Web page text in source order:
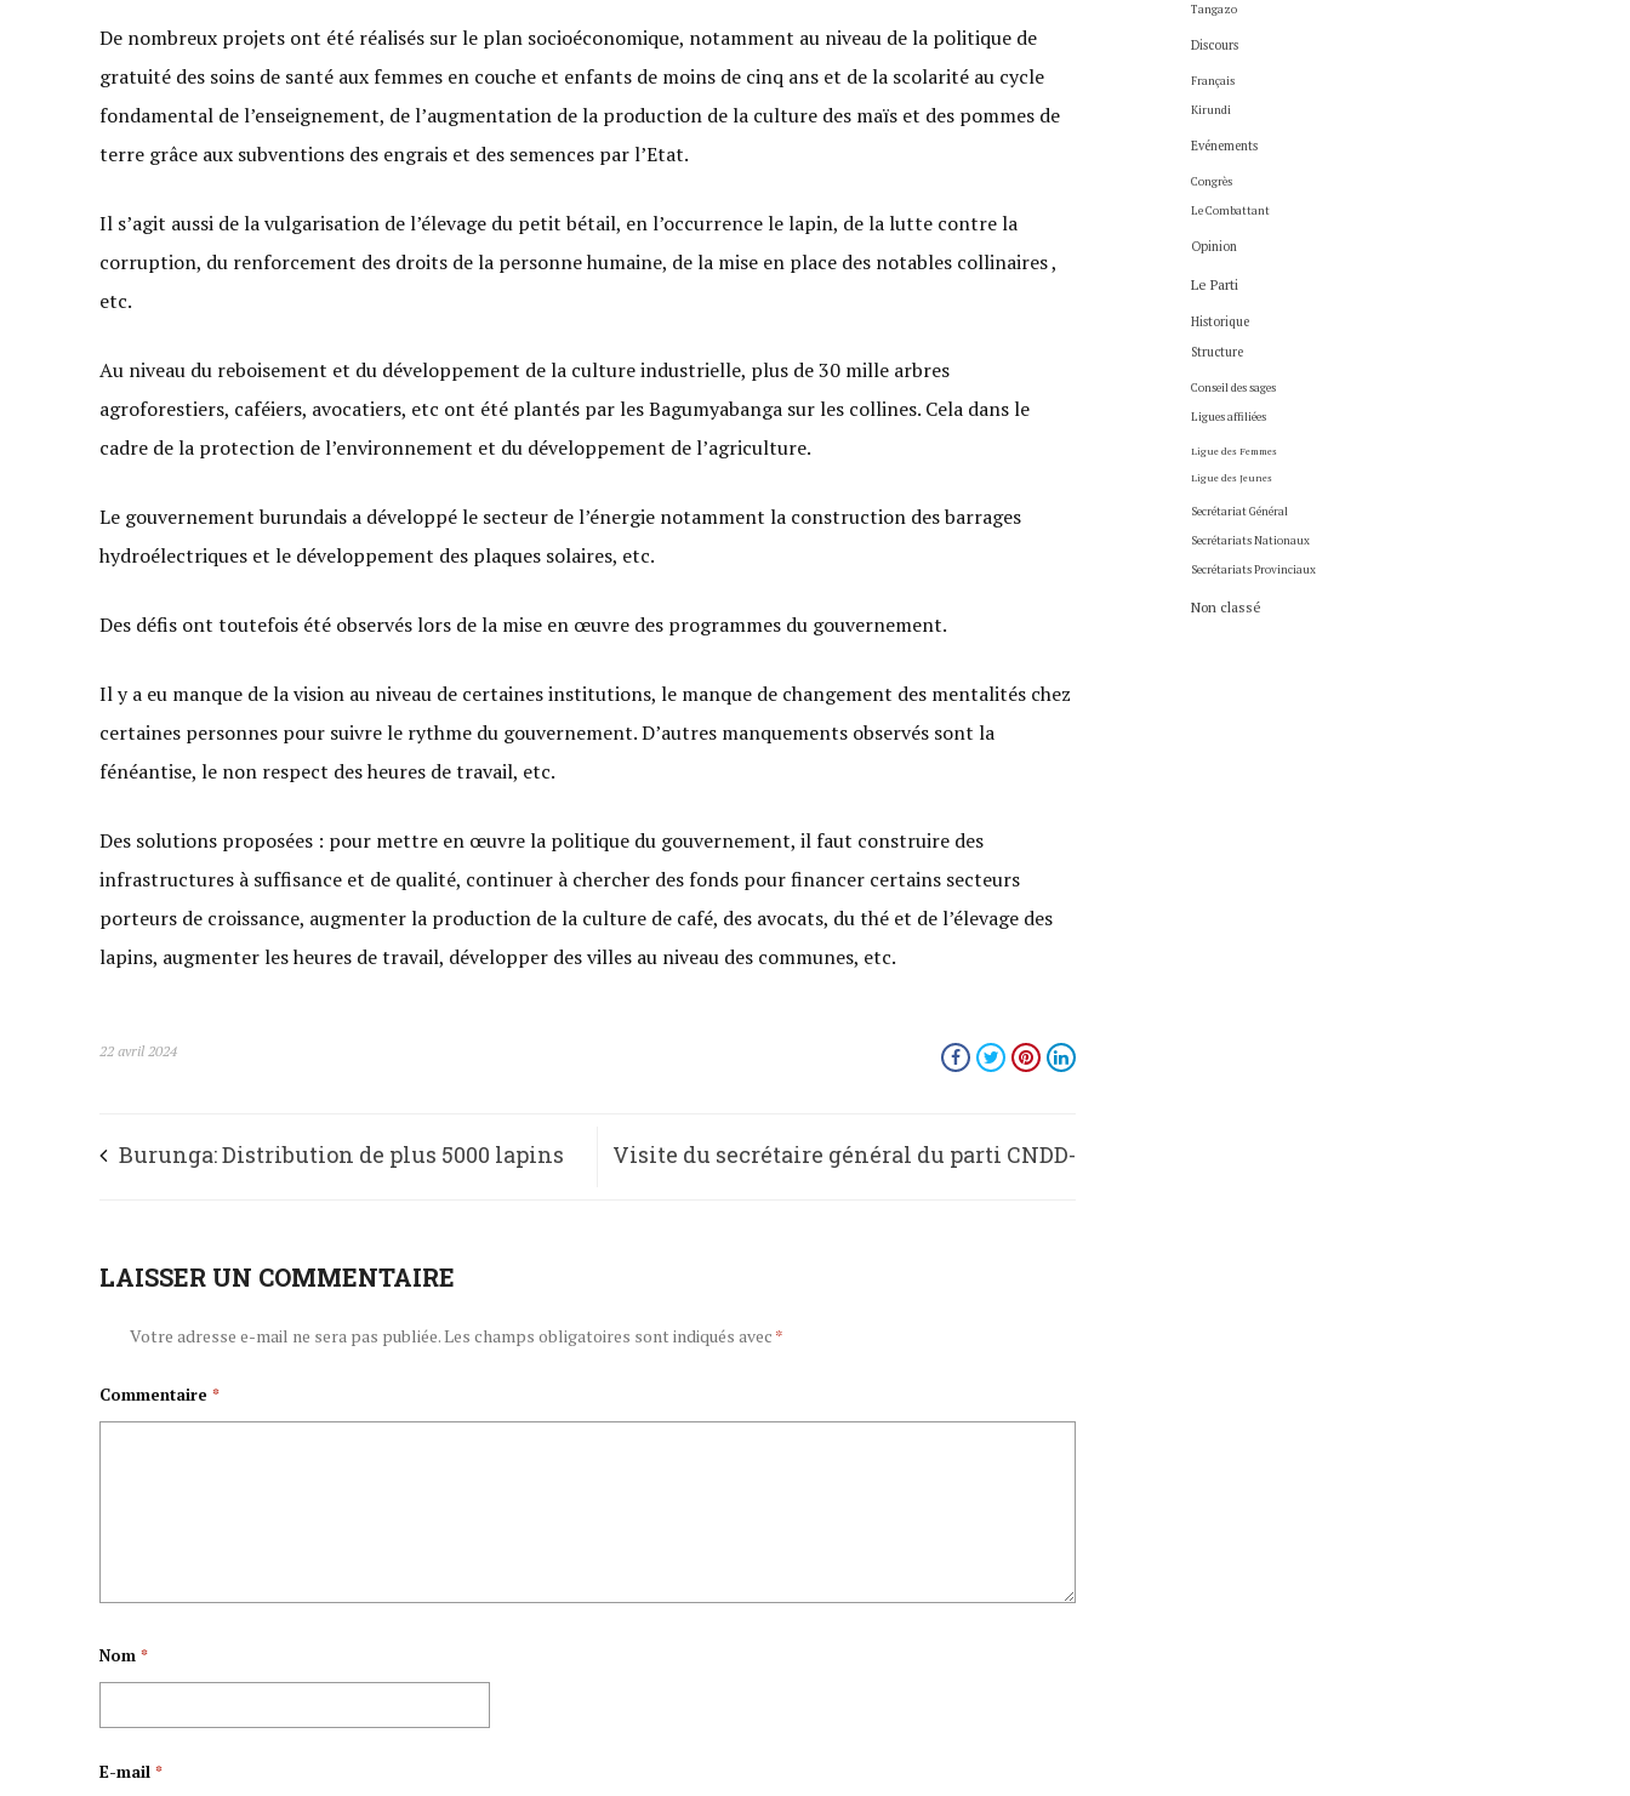
De nombreux projets ont été réalisés sur le plan socioéconomique, notamment au niveau de la politique de
gratuité des soins de santé aux femmes en couche et enfants de moins de cinq ans et de la scolarité au cycle
fondamental de l’enseignement, de l’augmentation de la production de la culture des maïs et des pommes de
terre grâce aux subventions des engrais et des semences par l’Etat.
Il s’agit aussi de la vulgarisation de l’élevage du petit bétail, en l’occurrence le lapin, de la lutte contre la
corruption, du renforcement des droits de la personne humaine, de la mise en place des notables collinaires ,
etc.
Au niveau du reboisement et du développement de la culture industrielle, plus de 30 mille arbres
agroforestiers, caféiers, avocatiers, etc ont été plantés par les Bagumyabanga sur les collines. Cela dans le
cadre de la protection de l’environnement et du développement de l’agriculture.
Le gouvernement burundais a développé le secteur de l’énergie notamment la construction des barrages
hydroélectriques et le développement des plaques solaires, etc.
Des défis ont toutefois été observés lors de la mise en œuvre des programmes du gouvernement.
Il y a eu manque de la vision au niveau de certaines institutions, le manque de changement des mentalités chez
certaines personnes pour suivre le rythme du gouvernement. D’autres manquements observés sont la
fénéantise, le non respect des heures de travail, etc.
Des solutions proposées : pour mettre en œuvre la politique du gouvernement, il faut construire des
infrastructures à suffisance et de qualité, continuer à chercher des fonds pour financer certains secteurs
porteurs de croissance, augmenter la production de la culture de café, des avocats, du thé et de l’élevage des
lapins, augmenter les heures de travail, développer des villes au niveau des communes, etc.
22 avril 2024
Burunga: Distribution de plus 5000 lapins Visite du secrétaire général du parti CNDD-
LAISSER UN COMMENTAIRE
Votre adresse e-mail ne sera pas publiée.Les champs obligatoires sont indiqués avec *
Commentaire *
Nom *
E-mail *
Tangazo
Discours
Français
Kirundi
Evénements
Congrès
Le Combattant
Opinion
Le Parti
Historique
Structure
Conseil des sages
Ligues affiliées
Ligue des Femmes
Ligue des Jeunes
Secrétariat Général
Secrétariats Nationaux
Secrétariats Provinciaux
Non classé